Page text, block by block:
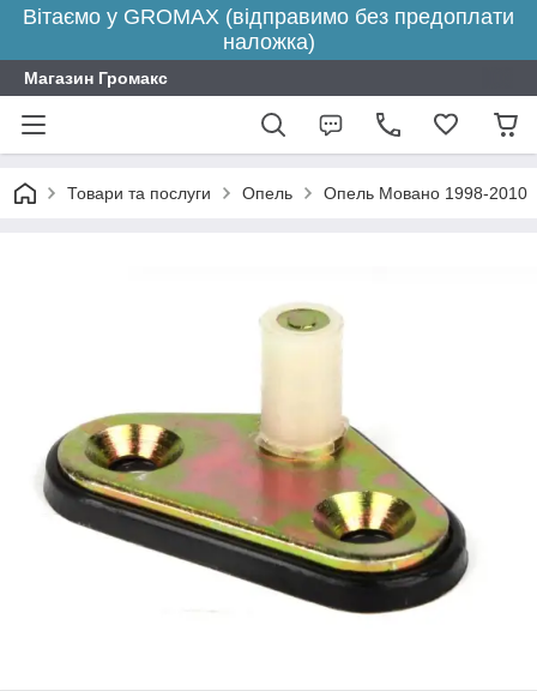
Вітаємо у GROMAX (відправимо без предоплати
наложка)
Магазин Громакс
Товари та послуги Опель Опель Мовано 1998-2010